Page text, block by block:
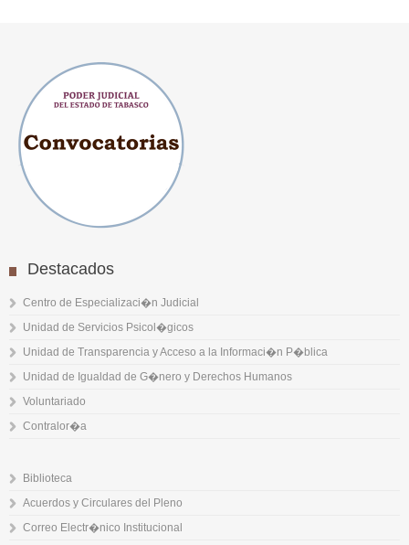
Destacados
Centro de Especializaci�n Judicial
Unidad de Servicios Psicol�gicos
Unidad de Transparencia y Acceso a la Informaci�n P�blica
Unidad de Igualdad de G�nero y Derechos Humanos
Voluntariado
Contralor�a
Biblioteca
Acuerdos y Circulares del Pleno
Correo Electr�nico Institucional